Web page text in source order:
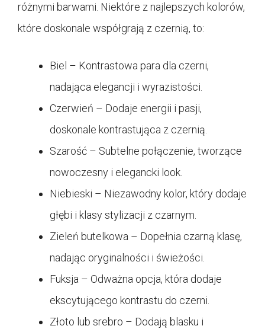
różnymi barwami. Niektóre z najlepszych kolorów,
które doskonale współgrają z czernią, to:
Biel – Kontrastowa para dla czerni,
nadająca elegancji i wyrazistości.
Czerwień – Dodaje energii i pasji,
doskonale kontrastująca z czernią.
Szarość – Subtelne połączenie, tworzące
nowoczesny i elegancki look.
Niebieski – Niezawodny kolor, który dodaje
głębi i klasy stylizacji z czarnym.
Zieleń butelkowa – Dopełnia czarną klasę,
nadając oryginalności i świeżości.
Fuksja – Odważna opcja, która dodaje
ekscytującego kontrastu do czerni.
Złoto lub srebro – Dodają blasku i